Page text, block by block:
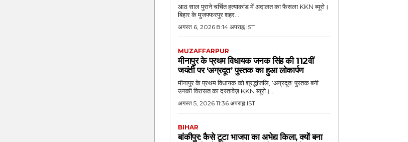
आठ साल पुराने चर्चित हत्याकांड में अदालत का फैसला KKN ब्यूरो।
बिहार के मुजफ्फरपुर शहर...
अगस्त 6, 2026 8:14 अपराह्न IST
MUZAFFARPUR
मीनापुर के प्रथम विधायक जनक सिंह की 112वीं
जयंती पर ‘अग्रदूत’ पुस्तक का हुआ लोकार्पण
मीनापुर के प्रथम विधायक को श्रद्धांजलि, 'अग्रदूत' पुस्तक बनी
उनकी विरासत का दस्तावेज़ KKN ब्यूरो।...
अगस्त 5, 2026 11:36 अपराह्न IST
BIHAR
बांकीपुर: कैसे टूटा भाजपा का अभेद्य किला, क्यों बना